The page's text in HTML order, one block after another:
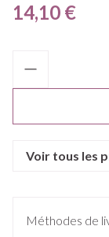
14,10 €
Voir tous les
Méthodes de